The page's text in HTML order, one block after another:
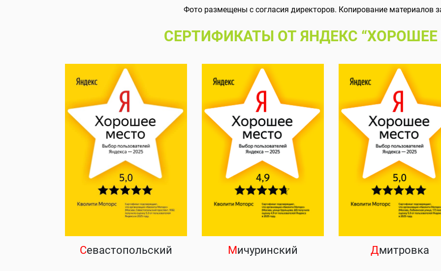
Фото размещены с согласия директоров. Копирование материалов
СЕРТИФИКАТЫ ОТ ЯНДЕКС “ХОРОШЕЕ
Севастопольский Мичуринский Дмитровка